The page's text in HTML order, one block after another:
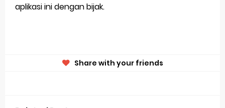
aplikasi ini dengan bijak.
Share with your friends